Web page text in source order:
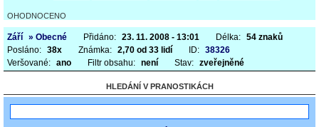
OHODNOCENO
Září » Obecné Přidáno: 23. 11. 2008 - 13:01 Délka: 54 znaků
Posláno: 38x Známka: 2,70 od 33 lidí ID: 38326
Veršované: ano Filtr obsahu: není Stav: zveřejněné
HLEDÁNÍ V PRANOSTIKÁCH